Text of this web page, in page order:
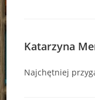
Katarzyna
Najchętniej